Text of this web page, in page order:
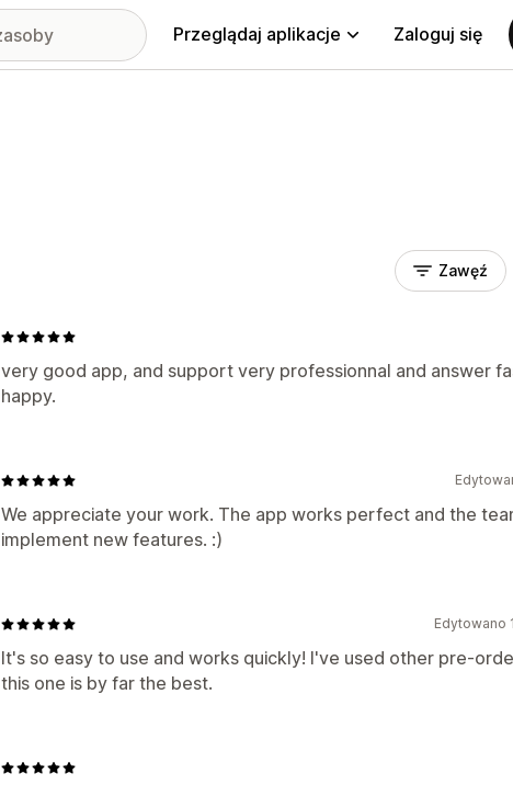
Przeglądaj aplikacje Zaloguj się
Zawęź
very good app, and support very professionnal and answer
happy.
We appreciate your work. The app works perfect and the
implement new features. :)
Edytowano
It's so easy to use and works quickly! I've used other pre-
this one is by far the best.